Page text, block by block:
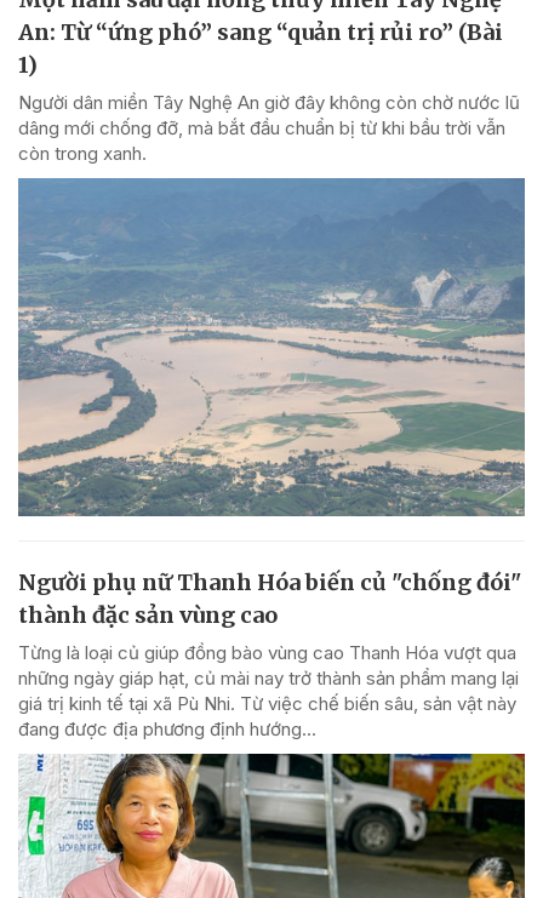
An: Từ “ứng phó” sang “quản trị rủi ro” (Bài
1)
Người dân miền Tây Nghệ An giờ đây không còn chờ nước lũ
dâng mới chống đỡ, mà bắt đầu chuẩn bị từ khi bầu trời vẫn
còn trong xanh.
Người phụ nữ Thanh Hóa biến củ "chống đói"
thành đặc sản vùng cao
Từng là loại củ giúp đồng bào vùng cao Thanh Hóa vượt qua
những ngày giáp hạt, củ mài nay trở thành sản phẩm mang lại
giá trị kinh tế tại xã Pù Nhi. Từ việc chế biến sâu, sản vật này
đang được địa phương định hướng...